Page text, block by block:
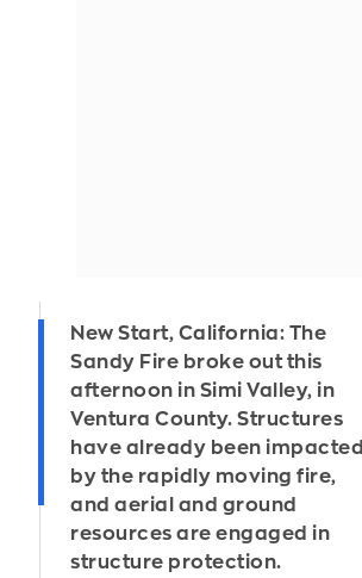
New Start, California: The
Sandy Fire broke out this
afternoon in Simi Valley, in
Ventura County. Structures
have already been impacted
by the rapidly moving fire,
and aerial and ground
resources are engaged in
structure protection.